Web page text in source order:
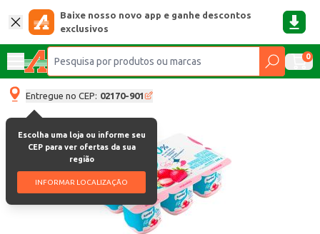
Baixe nosso novo app e ganhe descontos
exclusivos
0
Entregue no CEP: 02170-901
Escolha uma loja ou informe seu
CEP para ver ofertas da sua
região
INFORMAR LOCALIZAÇÃO